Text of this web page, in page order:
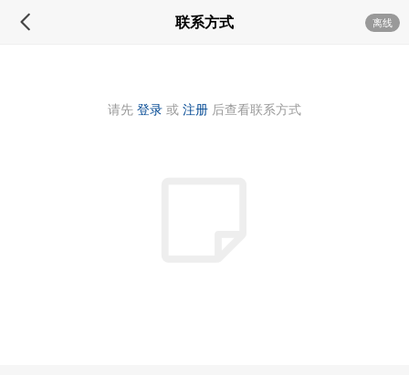
联系方式 离线
请先 登录 或 注册 后查看联系方式